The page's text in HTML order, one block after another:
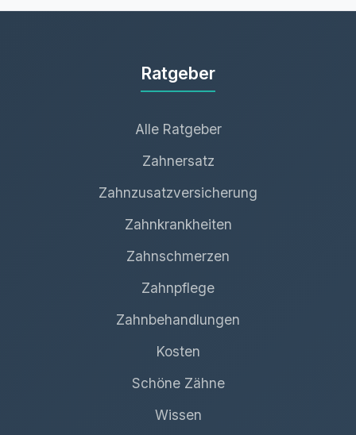
Ratgeber
Alle Ratgeber
Zahnersatz
Zahnzusatzversicherung
Zahnkrankheiten
Zahnschmerzen
Zahnpflege
Zahnbehandlungen
Kosten
Schöne Zähne
Wissen